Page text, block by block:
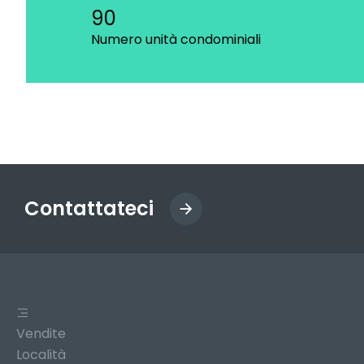
90
Numero unità condominiali
Contattateci
Vendite
Località